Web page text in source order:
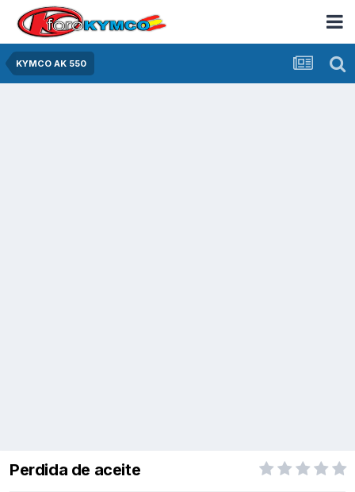
KYMCO AK 550
Perdida de aceite